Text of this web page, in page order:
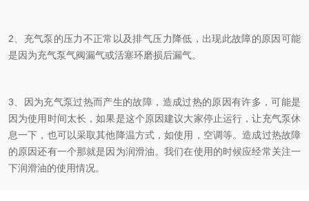
2、充气泵的压力不正常以及排气压力降低，出现此故障的原因可能
是因为充气泵气阀漏气或活塞环磨损后漏气。
3、因为充气泵过热而产生的故障，造成过热的原因有许多，可能是
因为使用时间太长，如果是这个原因建议大家停止运行，让充气泵休
息一下，也可以采取其他降温方式，如使用，空调等。造成过热故障
的原因还有一个那就是因为润滑油。我们在使用的时候应经常关注一
下润滑油的使用情况。